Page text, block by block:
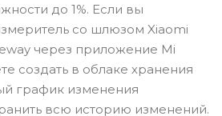
до 1%. Если вы
со шлюзом Xiaomi
через приложение Mi
создать в облаке хранения
график изменения
всю историю изменений.